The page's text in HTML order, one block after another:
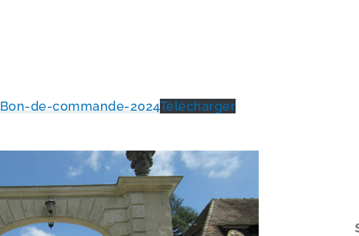
Bon-​de-​commande-​2024Télécharger